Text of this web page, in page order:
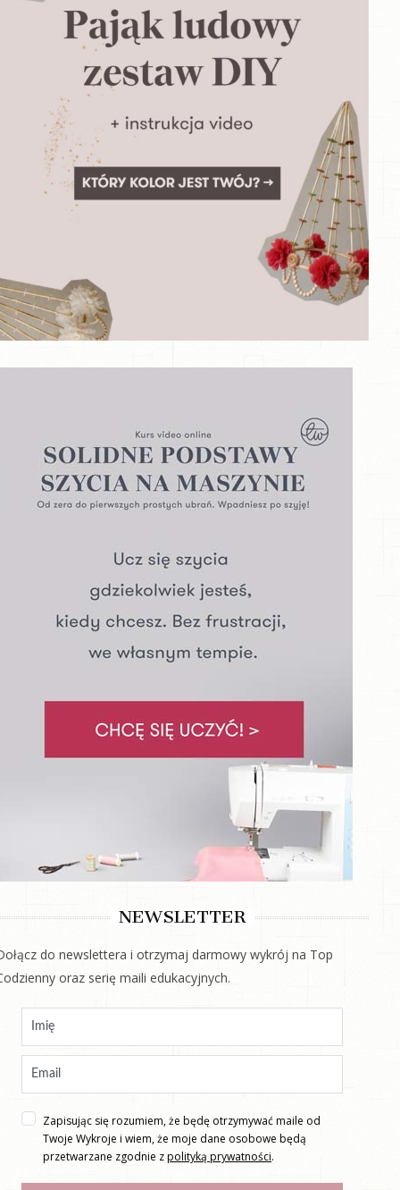
NEWSLETTER
do newslettera i otrzymaj darmowy wykrój na Top
oraz serię maili edukacyjnych.
Zapisując się rozumiem, że będę otrzymywać maile od
Twoje Wykroje i wiem, że moje dane osobowe będą
przetwarzane zgodnie zpolityką prywatności.